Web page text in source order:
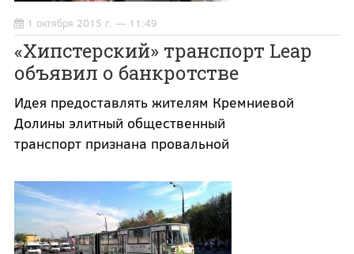
1 октября 2015 г. — 11:49
«Хипстерский» транспорт Leap
объявил о банкротстве
Идея предоставлять жителям Кремниевой
Долины элитный общественный
транспорт признана провальной